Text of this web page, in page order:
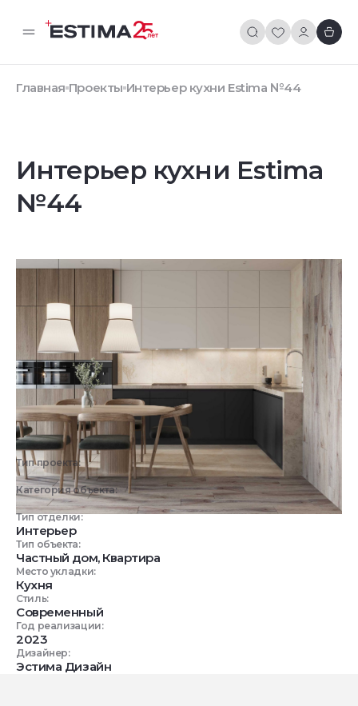
Главная Проекты Интерьер кухни Estima №44
Интерьер кухни Estima
№44
Тип проекта:
3D визуализация
Категория объекта:
Жилые объекты
Тип отделки:
Интерьер
Тип объекта:
Частный дом, Квартира
Место укладки:
Кухня
Стиль:
Современный
Год реализации:
2023
Дизайнер:
Эстима Дизайн